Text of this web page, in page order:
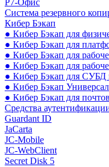
Система резервного
Кибер Бэкап
● Кибер Бэкап для
● Кибер Бэкап для
● Кибер Бэкап для
● Кибер Бэкап для
● Кибер Бэкап для СУБД
● Кибер Бэкап
● Кибер Бэкап для
Средства
Guardant ID
JaCarta
JC-Mobile
JC-WebClient
Secret Disk 5